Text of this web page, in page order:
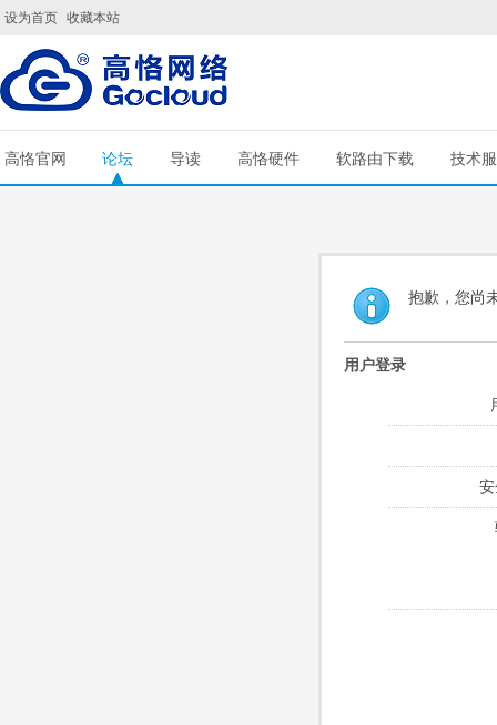
设为首页 收藏本站
高恪官网 论坛 导读 高恪硬件 软路由下载 技术
抱歉，您尚
用户登录